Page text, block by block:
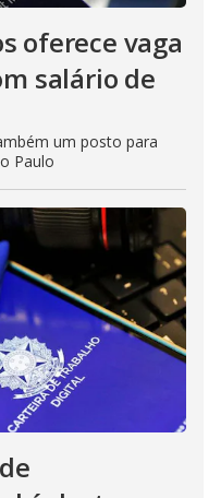
oferece vaga
salário de
um posto para
Paulo